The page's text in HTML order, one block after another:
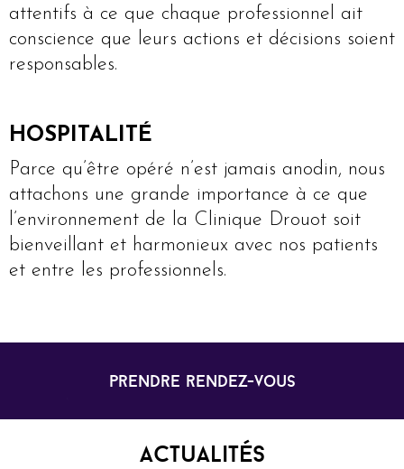
attentifs à ce que chaque professionnel ait
conscience que leurs actions et décisions soient
responsables.
HOSPITALITÉ
Parce qu’être opéré n’est jamais anodin, nous
attachons une grande importance à ce que
l’environnement de la Clinique Drouot soit
bienveillant et harmonieux avec nos patients
et entre les professionnels.
prendre rendez-vous
Actualités